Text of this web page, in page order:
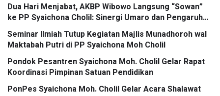
Dua Hari Menjabat, AKBP Wibowo Langsung “Sowan”
ke PP Syaichona Cholil: Sinergi Umaro dan Pengaruh
Tokoh Pesantren Kunci Bangkalan Madani
Seminar Ilmiah Tutup Kegiatan Majlis Munadhoroh wal
Maktabah Putri di PP Syaichona Moh Cholil
Pondok Pesantren Syaichona Moh. Cholil Gelar Rapat
Koordinasi Pimpinan Satuan Pendidikan
PonPes Syaichona Moh. Cholil Gelar Acara Shalawat